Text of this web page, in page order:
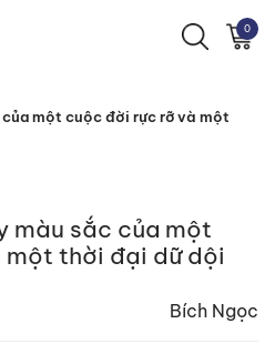
0
một cuộc đời rực rỡ và một
màu sắc của một
thời đại dữ dội
Bích Ngọc